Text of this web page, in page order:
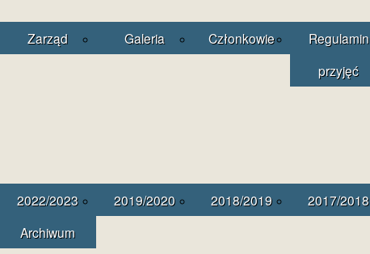
Zarząd Galeria Członkowie
Regulamin
przyjęć
2022/2023 2019/2020 2018/2019
2017/2018
Archiwum